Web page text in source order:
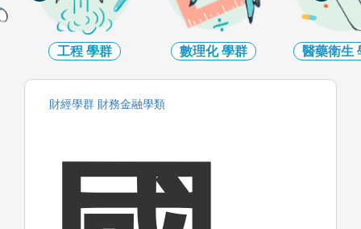
工程 學群 數理化學群 醫藥衛生
財經學群 財務金融學類